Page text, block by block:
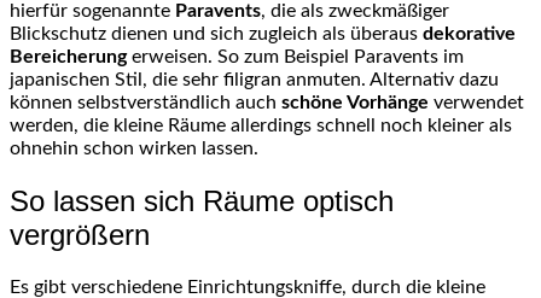
hierfür sogenannte Paravents, die als zweckmäßiger
Blickschutz dienen und sich zugleich als überaus dekorative
Bereicherungerweisen. So zum Beispiel Paravents im
japanischen Stil, die sehr filigran anmuten. Alternativ dazu
können selbstverständlich auch schöne Vorhänge verwendet
werden, die kleine Räume allerdings schnell noch kleiner als
ohnehin schon wirken lassen.
So lassen sich Räume optisch
vergrößern
Es gibt verschiedene Einrichtungskniffe, durch die kleine